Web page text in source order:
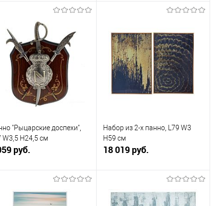
Купить в 1
К
сравнению
В избранное
В наличии
Купить в 1
клик
К
сравнению
В избранное
В наличии
"Рыцарские доспехи",
W3,5 H24,5 см
руб.
Набор из 2-х панно, L79 W3
H59 см
18 019 руб.